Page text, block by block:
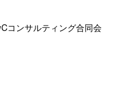
コンサルティング合同会